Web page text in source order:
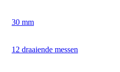
30 mm
12 draaiende messen